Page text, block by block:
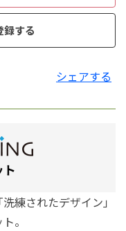
録する
シェアする
練されたデザイン」
。